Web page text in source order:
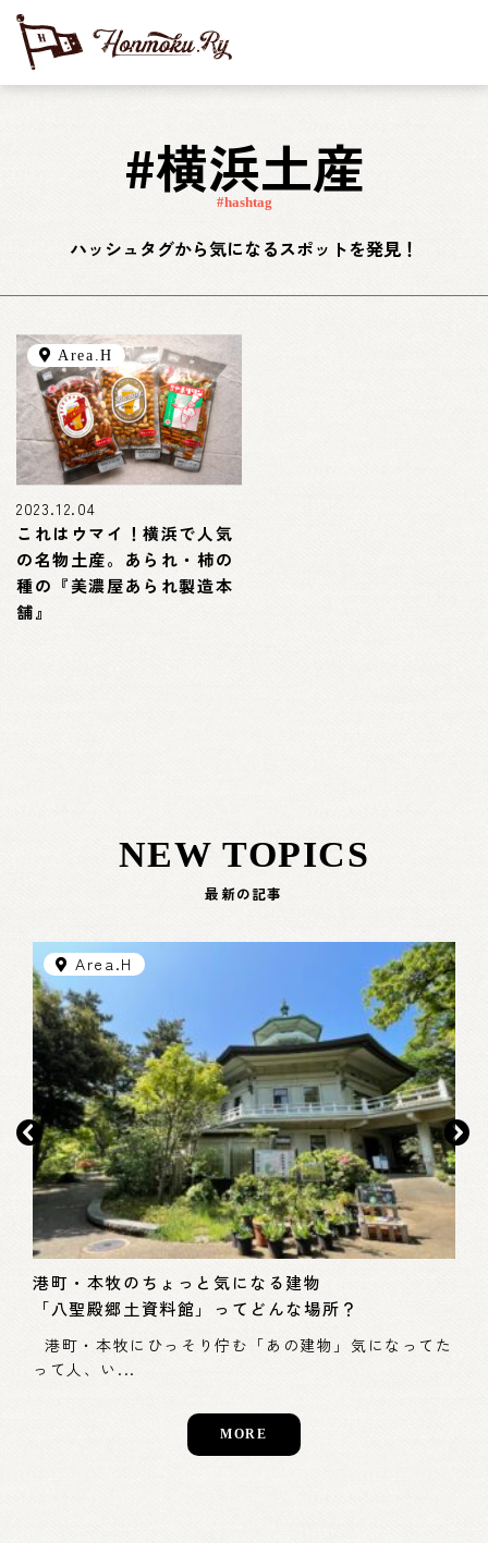
#横浜土産
#hashtag
ハッシュタグから気になるスポットを発見！
Area.H
2023.12.04
これはウマイ！横浜で人気
の名物土産。あられ・柿の
種の『美濃屋あられ製造本
舗』
NEW TOPICS
最新の記事
Area.H
港町・本牧のちょっと気になる建物
「八聖殿郷土資料館」ってどんな場所？
港町・本牧にひっそり佇む「あの建物」気になってた
って人、い...
MORE